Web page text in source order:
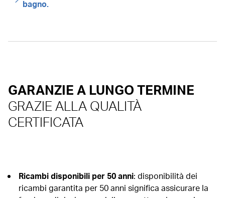
bagno.
GARANZIE A LUNGO TERMINE
GRAZIE ALLA QUALITÀ
CERTIFICATA
Ricambi disponibili per 50 anni: disponibilità dei
ricambi garantita per 50 anni significa assicurare la